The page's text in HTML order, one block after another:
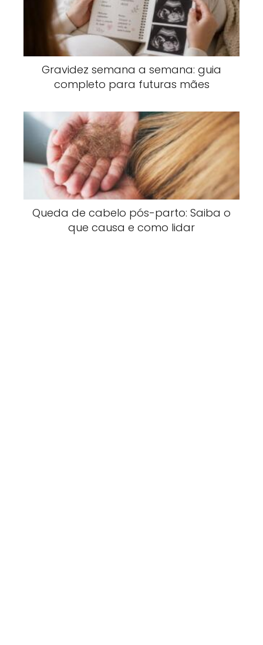
Gravidez semana a semana: guia
completo para futuras mães
Queda de cabelo pós-parto: Saiba o
que causa e como lidar